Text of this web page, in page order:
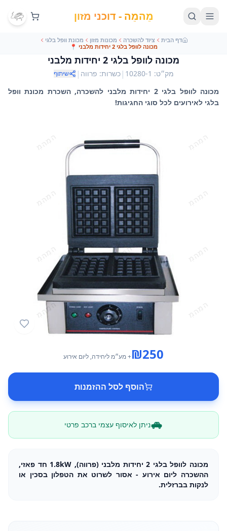
מֵהמֵה - דוכני מזון
דף הבית ציוד להשכרה מכונות מזון
מכונת וופל בלגי
מכונה לוופל בלגי 2 יחידות מלבני
📍
מכונה לוופל בלגי 2 יחידות מלבני
מק״ט:
10280-1
|כשרות: פרווה | שיתוף
מכונה לוופל בלגי 2 יחידות מלבני להשכרה, השכרת מכונת וופל
בלגי לאירועים לכל סוגי החגיגות!
₪250 + מע״מליחידה, ליום אירוע
הוסף לסל ההזמנות
ניתן לאיסוף עצמי ברכב פרטי
מכונה לוופל בלגי 2 יחידות מלבני (פרווה), 1.8kW חד פאזי,
ההשכרה ליום אירוע - אסור לשרוט את הטפלון בסכין או
לנקות בברזלית.